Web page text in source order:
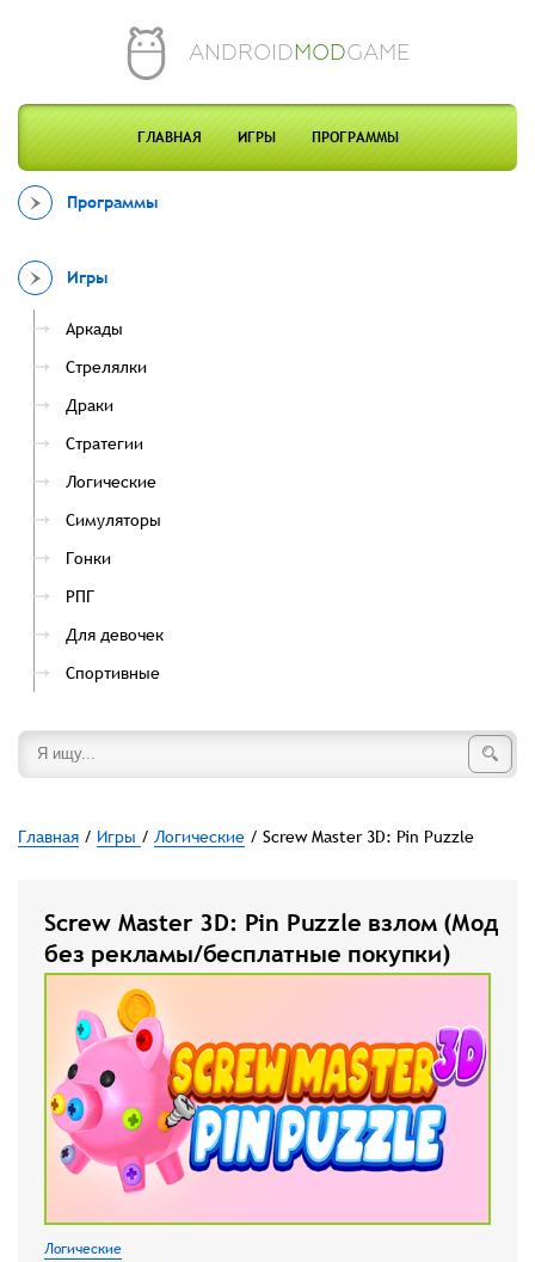
ANDROIDMODGAME
ГЛАВНАЯ ИГРЫ ПРОГРАММЫ
Программы
Игры
Аркады
Стрелялки
Драки
Стратегии
Логические
Симуляторы
Гонки
РПГ
Для девочек
Спортивные
Главная / Игры / Логические / Screw Master 3D: Pin Puzzle
Screw Master 3D: Pin Puzzle взлом (Мод
без рекламы/бесплатные покупки)
Логические